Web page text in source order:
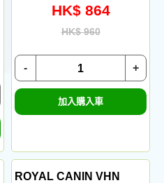
HK$ 864
HK$ 960
+
-
加入購入車
ROYAL CANIN VHN